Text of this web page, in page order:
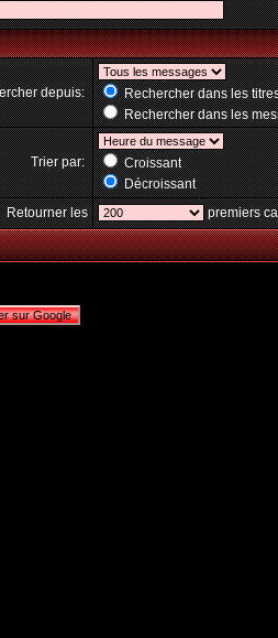
depuis:
Rechercher dans les
Rechercher dans les
Trier par:
Croissant
Décroissant
Retourner les premiers